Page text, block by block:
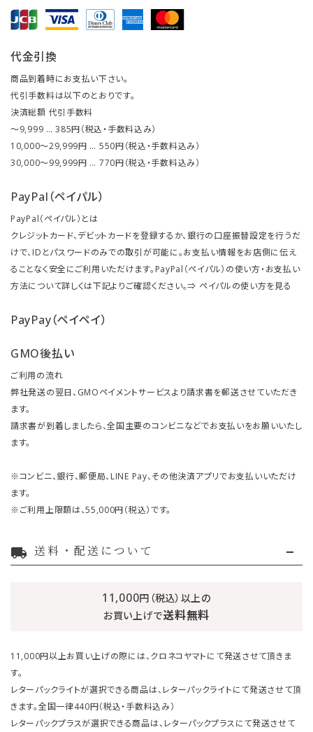
代金引換
商品到着時にお支払い下さい。
代引手数料は以下のとおりです。
決済総額 代引手数料
～9,999 … 385円（税込・手数料込み）
10,000～29,999円 … 550円（税込・手数料込み）
30,000～99,999円 … 770円（税込・手数料込み）
PayPal（ペイパル）
PayPal（ペイパル）とは
クレジットカード、デビットカードを登録するか、銀行の口座振替設定を行うだ
けで、IDとパスワードのみでの取引が可能に。お支払い情報をお店側に伝え
ることなく安全にご利用いただけます。PayPal（ペイパル）の使い方・お支払い
方法について詳しくは下記よりご確認ください。⇒ ペイパルの使い方を見る
PayPay（ペイペイ）
GMO後払い
ご利用の流れ
弊社発送の翌日、GMOペイメントサービスより請求書を郵送させていただき
ます。
請求書が到着しましたら、全国主要のコンビニなどでお支払いをお願いいたし
ます。
※コンビニ、銀行、郵便局、LINE Pay、その他決済アプリでお支払いいただけ
ます。
※ご利用上限額は、55,000円（税込）です。
local_shipping 送料・配送について
11,000円（税込）以上の
お買い上げで送料無料
11,000円以上お買い上げの際には、クロネコヤマトにて発送させて頂きま
す。
レターパックライトが選択できる商品は、レターパックライトにて発送させて頂
きます。全国一律440円（税込・手数料込み）
レターパックプラスが選択できる商品は、レターパックプラスにて発送させて